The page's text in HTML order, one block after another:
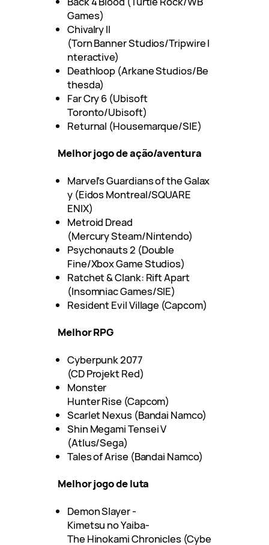
Games)
Chivalry II
(Torn Banner Studios/Tripwire I
nteractive)
Deathloop (Arkane Studios/Be
thesda)
Far Cry 6 (Ubisoft
Toronto/Ubisoft)
Returnal (Housemarque/SIE)
Melhor jogo de ação/aventura
Marvel’s Guardians of the Galax
y (Eidos Montreal/SQUARE
ENIX)
Metroid Dread
(Mercury Steam/Nintendo)
Psychonauts 2 (Double
Fine/Xbox Game Studios)
Ratchet & Clank: Rift Apart
(Insomniac Games/SIE)
Resident Evil Village (Capcom)
Melhor RPG
Cyberpunk 2077
(CD Projekt Red)
Monster
Hunter Rise (Capcom)
Scarlet Nexus (Bandai Namco)
Shin Megami Tensei V
(Atlus/Sega)
Tales of Arise (Bandai Namco)
Melhor jogo de luta
Demon Slayer -
Kimetsu no Yaiba-
The Hinokami Chronicles (Cybe